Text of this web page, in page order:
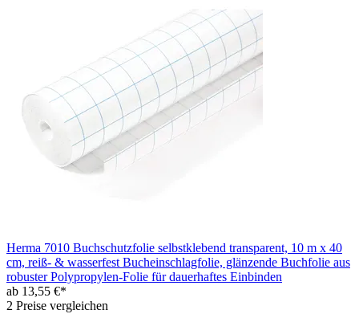
Herma 7010 Buchschutzfolie selbstklebend transparent, 10 m x 40
cm, reiß- & wasserfest Bucheinschlagfolie, glänzende Buchfolie aus
robuster Polypropylen-Folie für dauerhaftes Einbinden
ab 13,55 €*
2 Preise vergleichen